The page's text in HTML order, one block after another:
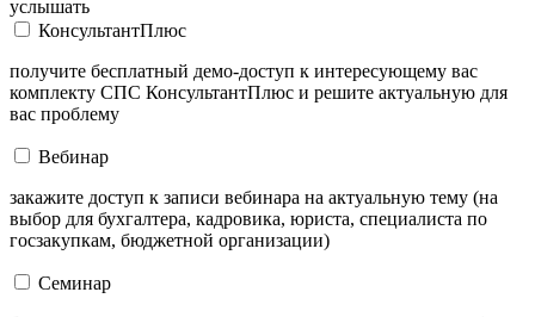
услышать
КонсультантПлюс
получите бесплатный демо-доступ к интересующему вас
комплекту СПС КонсультантПлюс и решите актуальную для
вас проблему
Вебинар
закажите доступ к записи вебинара на актуальную тему (на
выбор для бухгалтера, кадровика, юриста, специалиста по
госзакупкам, бюджетной организации)
Семинар